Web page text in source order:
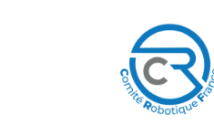
Menu pages